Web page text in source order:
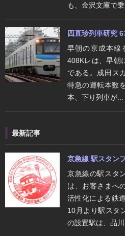
も、金沢文庫で乗
四直珍列車研究
早朝の京成本線
408Kレは、早朝
である。成田ス
特急の運転本数
本、下り列車が...
最新記事
京急線 駅スタン
京急線の駅スタ
は、お客さまへ
活性化による鉄
10月より駅スタ
の設置駅は、品川